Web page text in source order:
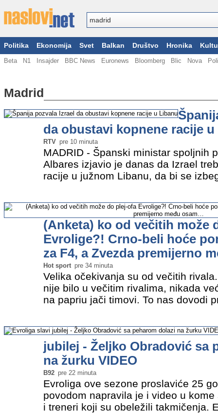
Politika Ekonomija Svet Balkan Društvo Hronika
Beta N1 Insajder BBC News Euronews Bloomberg Blic Nova
Madrid
da obustavi kopnene racije
RTV pre 10 minuta
MADRID - Španski ministar spoljnih
Albares izjavio je danas da Izrael
racije u južnom Libanu, da bi se
(Anketa) ko od večitih može
Evrolige?! Crno-beli hoće
za F4, a Zvezda premijerno
Hot sport pre 34 minuta
Velika očekivanja su od večitih
nije bilo u večitim rivalima, nikada
na papriu jači timovi. To nas dovodi
jubilej - Željko Obradović sa
na žurku VIDEO
B92 pre 22 minuta
Evroliga ove sezone proslaviće 25
povodom napravila je i video u
i treneri koji su obeležili takmičenja.